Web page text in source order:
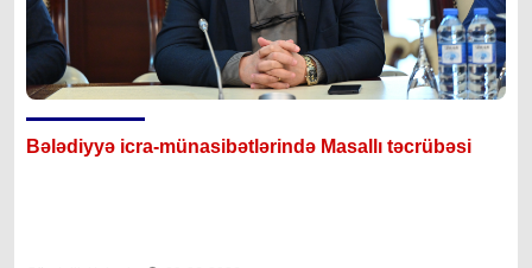
Bələdiyyə icra-münasibətlərində Masallı təcrübəsi